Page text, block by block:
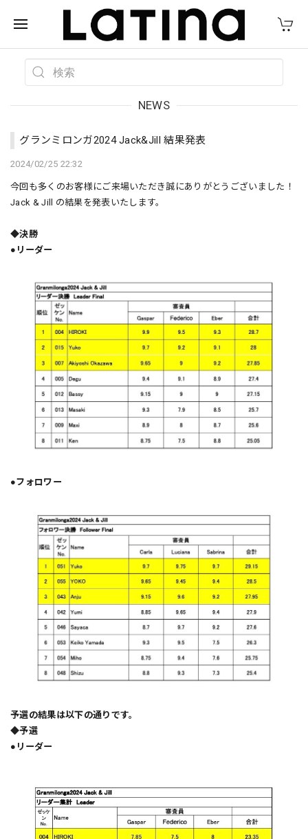
NEWS
グランミロンガ2024 Jack&Jill 結果発表
2024/02/25 22:32
今回も多くのお客様にご来場いただき誠にありがとうございました！
Jack & Jill の結果を発表いたします。
◆決勝
●リーダー
●フォロワー
予選の結果は以下の通りです。
◆予選
●リーダー